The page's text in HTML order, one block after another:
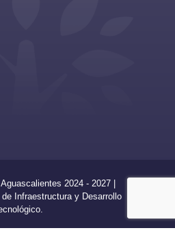
2024 - 2027 |
Infraestructura y Desarrollo